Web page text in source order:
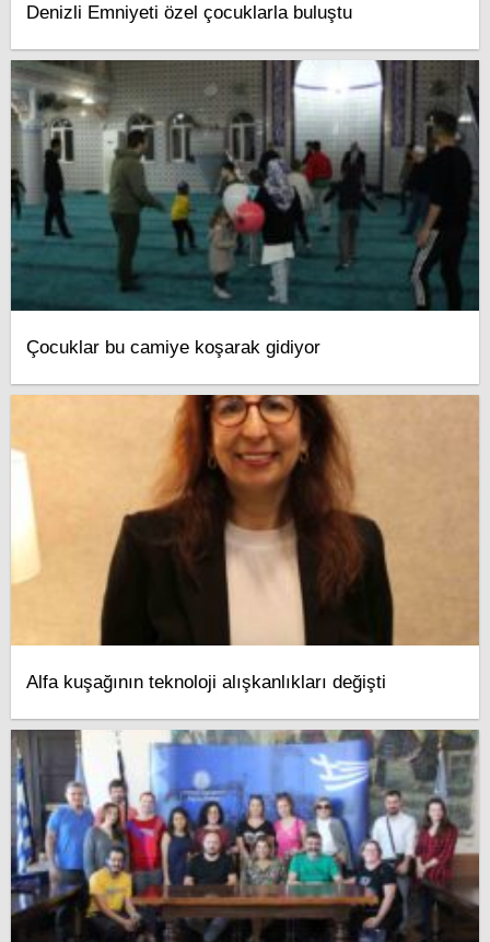
Denizli Emniyeti özel çocuklarla buluştu
Çocuklar bu camiye koşarak gidiyor
Alfa kuşağının teknoloji alışkanlıkları değişti